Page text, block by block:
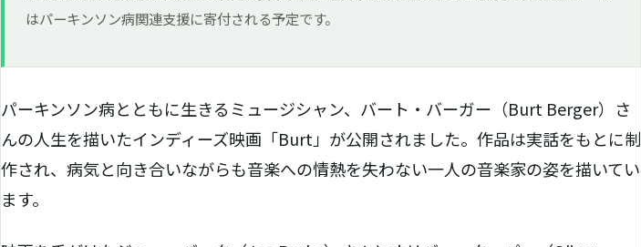
はパーキンソン病関連支援に寄付される予定です。
パーキンソン病とともに生きるミュージシャン、バート・バーガー（Burt Berger）さ
んの人生を描いたインディーズ映画「Burt」が公開されました。作品は実話をもとに制
作され、病気と向き合いながらも音楽への情熱を失わない一人の音楽家の姿を描いてい
ます。